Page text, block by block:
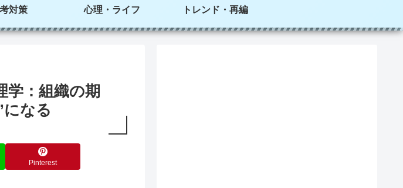
対策 心理・ライフ トレンド・再編
学：組織の期
なる
Pinterest